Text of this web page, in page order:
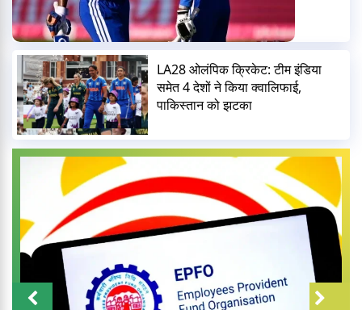
LA28 ओलंपिक क्रिकेट: टीम इंडिया
समेत 4 देशों ने किया क्वालिफाई,
पाकिस्तान को झटका